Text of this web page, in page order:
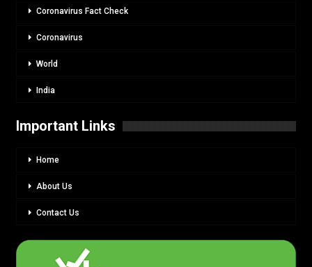
Coronavirus Fact Check
Coronavirus
World
India
Important Links
Home
About Us
Contact Us